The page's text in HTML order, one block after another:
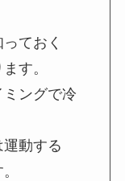
ておく
す。
ングで冷
動する